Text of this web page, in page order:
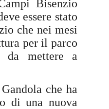
Bisenzio
essere stato
che nei mesi
per il parco
da mettere a
che ha
di una nuova
per il 27 agosto prossimo, con
referenti dell’Asl Toscana Centro
i diversi rappresentanti zonali
metropolitana fiorentina, che
valere le ragioni dei territori
balbettii, serve una risposta forte